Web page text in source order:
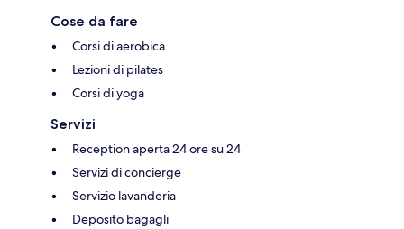
Cose da fare
Corsi di aerobica
Lezioni di pilates
Corsi di yoga
Servizi
Reception aperta 24 ore su 24
Servizi di concierge
Servizio lavanderia
Deposito bagagli